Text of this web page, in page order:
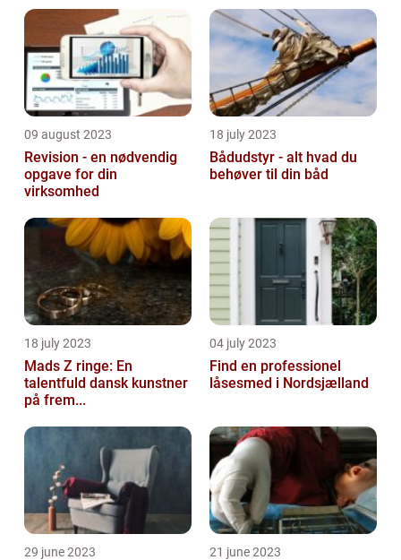
09 august 2023
Revision - en nødvendig
opgave for din
virksomhed
18 july 2023
Bådudstyr - alt hvad du
behøver til din båd
18 july 2023
Mads Z ringe: En
talentfuld dansk kunstner
på frem...
04 july 2023
Find en professionel
låsesmed i Nordsjælland
29 june 2023 21 june 2023